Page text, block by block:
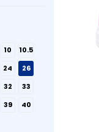
10
10.5
24
26
32
33
39
40